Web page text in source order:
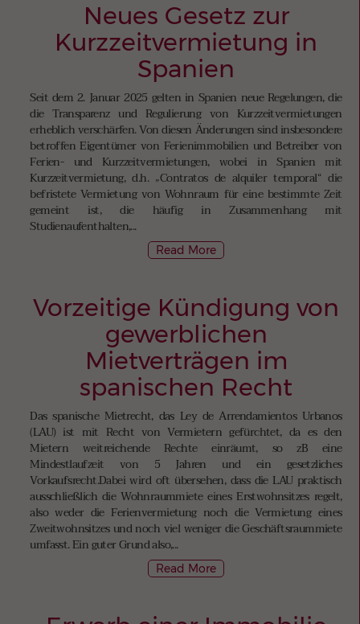
Neues Gesetz zur
Kurzzeitvermietung in
Spanien
Seit dem 2. Januar 2025 gelten in Spanien neue Regelungen, die
die Transparenz und Regulierung von Kurzzeitvermietungen
erheblich verschärfen. Von diesen Änderungen sind insbesondere
betroffen Eigentümer von Ferienimmobilien und Betreiber von
Ferien- und Kurzzeitvermietungen, wobei in Spanien mit
Kurzzeitvermietung, d.h. „Contratos de alquiler temporal“ die
befristete Vermietung von Wohnraum für eine bestimmte Zeit
gemeint ist, die häufig in Zusammenhang mit
Studienaufenthalten,...
Read More
Vorzeitige Kündigung von
gewerblichen
Mietverträgen im
spanischen Recht
Das spanische Mietrecht, das Ley de Arrendamientos Urbanos
(LAU) ist mit Recht von Vermietern gefürchtet, da es den
Mietern weitreichende Rechte einräumt, so zB eine
Mindestlaufzeit von 5 Jahren und ein gesetzliches
Vorkaufsrecht.Dabei wird oft übersehen, dass die LAU praktisch
ausschließlich die Wohnraummiete eines Erstwohnsitzes regelt,
also weder die Ferienvermietung noch die Vermietung eines
Zweitwohnsitzes und noch viel weniger die Geschäftsraummiete
umfasst. Ein guter Grund also,...
Read More